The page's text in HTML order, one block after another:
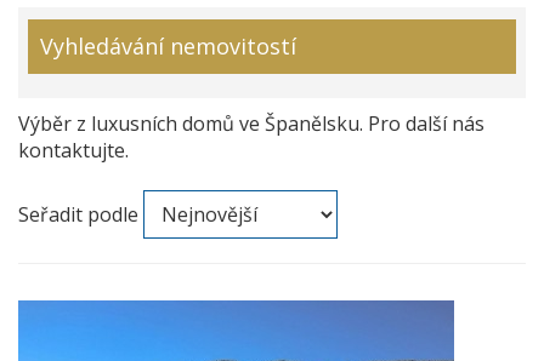
Vyhledávání nemovitostí
Výběr z luxusních domů ve Španělsku. Pro další nás
kontaktujte.
Seřadit podle